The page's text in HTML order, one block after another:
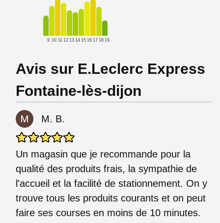
9 10 11 12 13 14 15 16 17 18 19
Avis sur E.Leclerc Express
Fontaine-lès-dijon
M. B.
Un magasin que je recommande pour la
qualité des produits frais, la sympathie de
l'accueil et la facilité de stationnement. On y
trouve tous les produits courants et on peut
faire ses courses en moins de 10 minutes.